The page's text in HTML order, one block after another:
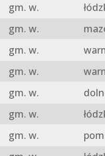
gm. w.
gm. w.
gm. w.
gm. w.
gm. w.
gm. w.
gm. w.